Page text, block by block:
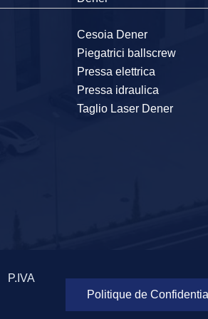
Cesoia Dener
Piegatrici ballscrew
Pressa elettrica
Pressa idraulica
Taglio Laser Dener
P.IVA
Politique de